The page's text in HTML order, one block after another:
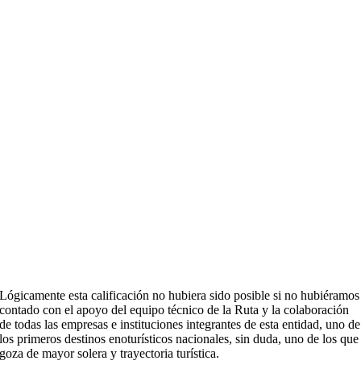
Lógicamente esta calificación no hubiera sido posible si no hubiéramos
contado con el apoyo del equipo técnico de la Ruta y la colaboración
de todas las empresas e instituciones integrantes de esta entidad, uno de
los primeros destinos enoturísticos nacionales, sin duda, uno de los que
goza de mayor solera y trayectoria turística.